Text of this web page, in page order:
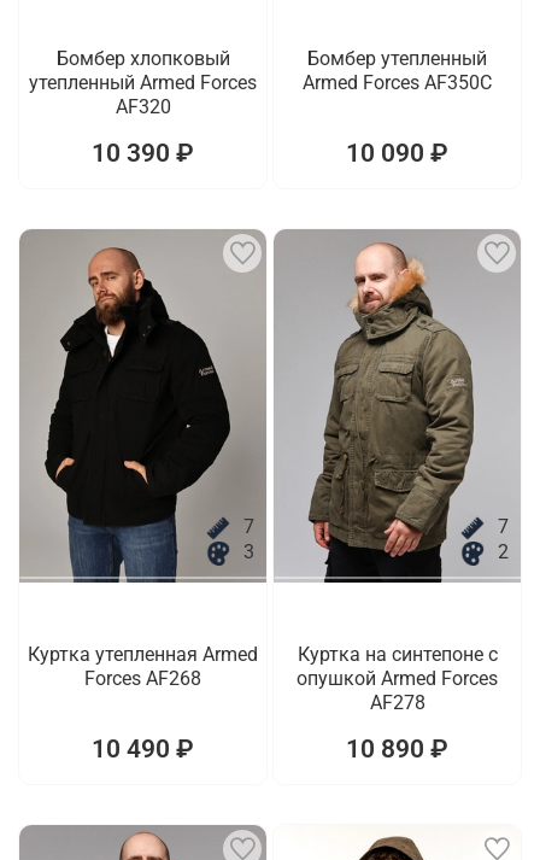
Бомбер хлопковый
утепленный Armed Forces
AF320
10 390 ₽
Бомбер утепленный
Armed Forces AF350C
10 090 ₽
7
3
Куртка утепленная Armed
Forces AF268
10 490 ₽
7
2
Куртка на синтепоне с
опушкой Armed Forces
AF278
10 890 ₽